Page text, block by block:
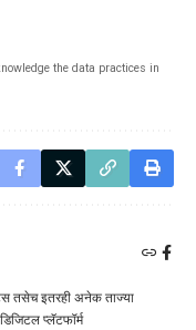
the data practices in
तसेच इतरही अनेक ताज्या
डिजिटल प्लॅटफॉर्म